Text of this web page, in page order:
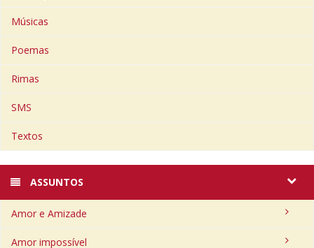
Músicas
Poemas
Rimas
SMS
Textos
ASSUNTOS
Amor e Amizade
Amor impossível